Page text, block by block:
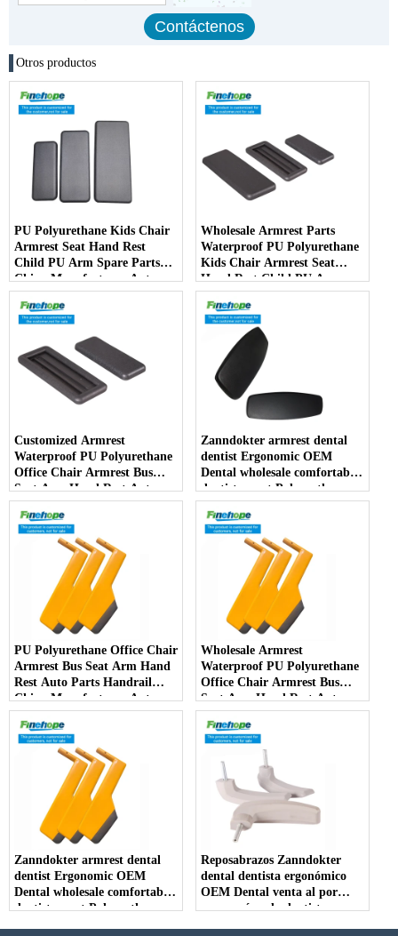
Otros productos
PU Polyurethane Kids Chair
Armrest Seat Hand Rest
Child PU Arm Spare Parts
China Manufacturer Auto
Parts Furniture Lifting -
COPY - kqhlce
Wholesale Armrest Parts
Waterproof PU Polyurethane
Kids Chair Armrest Seat
Hand Rest Child PU Arm
Spare Parts China
Manufacturer - COPY -
5ap4au
Customized Armrest
Waterproof PU Polyurethane
Office Chair Armrest Bus
Seat Arm Hand Rest Auto
Parts Handrail China
Manufacturer - COPY -
i1k38r
Zanndokter armrest dental
dentist Ergonomic OEM
Dental wholesale comfortable
dentist arrest Polyurethane
dirt resistant - COPY - oiiavh
PU Polyurethane Office Chair
Armrest Bus Seat Arm Hand
Rest Auto Parts Handrail
China Manufacturer Auto
Parts Furniture Lifting -
COPY - bj9rj9
Wholesale Armrest
Waterproof PU Polyurethane
Office Chair Armrest Bus
Seat Arm Hand Rest Auto
Parts Handrail China
Manufacturer - COPY -
l3dgi0
Zanndokter armrest dental
dentist Ergonomic OEM
Dental wholesale comfortable
dentist arrest Polyurethane
Reposabrazos Zanndokter
dental dentista ergonómico
OEM Dental venta al por
mayor cómodo dentista